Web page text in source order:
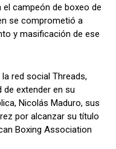
campeón de boxeo de
se comprometió a
y masificación de ese
red social Threads,
extender en su
Nicolás Maduro, sus
por alcanzar su título
Boxing Association